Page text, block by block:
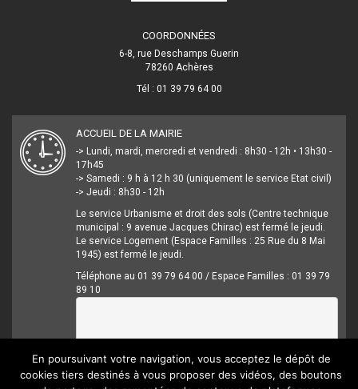
COORDONNÉES
6-8, rue Deschamps Guerin
78260 Achères
Tél : 01 39 79 64 00
ACCUEIL DE LA MAIRIE
-> Lundi, mardi, mercredi et vendredi : 8h30 - 12h • 13h30 -
17h45
-> Samedi : 9 h à 12 h 30 (uniquement le service Etat civil)
-> Jeudi : 8h30 - 12h
Le service Urbanisme et droit des sols (Centre technique
municipal : 9 avenue Jacques Chirac) est fermé le jeudi.
Le service Logement (Espace Familles : 25 Rue du 8 Mai
1945) est fermé le jeudi.
Téléphone au 01 39 79 64 00 / Espace Familles : 01 39 79
89 10
En poursuivant votre navigation, vous acceptez le dépôt de
cookies tiers destinés à vous proposer des vidéos, des boutons